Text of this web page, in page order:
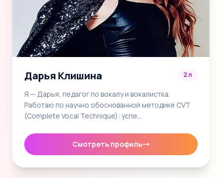
Дарья Клишина 2 л
Я — Дарья, педагог по вокалу и вокалистка.
Работаю по научно обоснованной методике CVT
(Complete Vocal Technique): успе…
Смотреть профиль